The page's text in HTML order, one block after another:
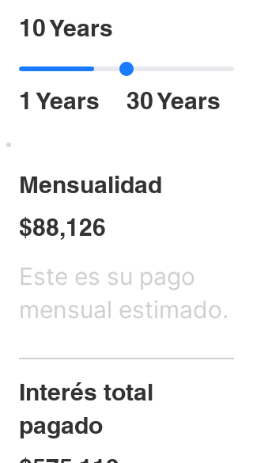
10 Years
1 Years 30 Years
Mensualidad
$88,126
Este es su pago
mensual estimado.
Interés total
pagado